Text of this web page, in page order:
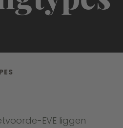
EVE liggen